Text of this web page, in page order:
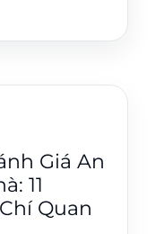
Giá An
11
Quan